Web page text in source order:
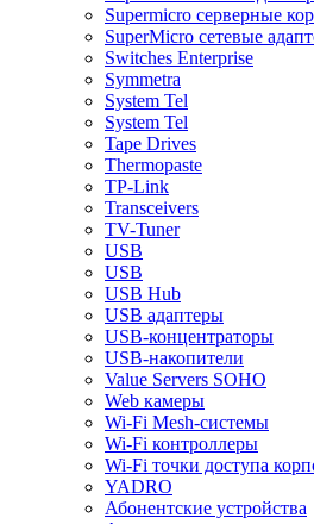
Supermicro серверные
SuperMicro сетевые
Switches Enterprise
Symmetra
System Tel
System Tel
Tape Drives
Thermopaste
TP-Link
Transceivers
TV-Tuner
USB
USB
USB Hub
USB адаптеры
USB-концентраторы
USB-накопители
Value Servers SOHO
Web камеры
Wi-Fi Mesh-системы
Wi-Fi контроллеры
Wi-Fi точки доступа
YADRO
Абонентские устройства